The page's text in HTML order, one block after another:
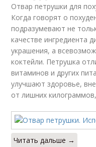
Отвар петрушки для
Когда говорят о
подразумевают не
качестве ингредиента
украшения, а
коктейли. Петрушка
витаминов и других
улучшают здоровье,
от лишних
Читать дальше →